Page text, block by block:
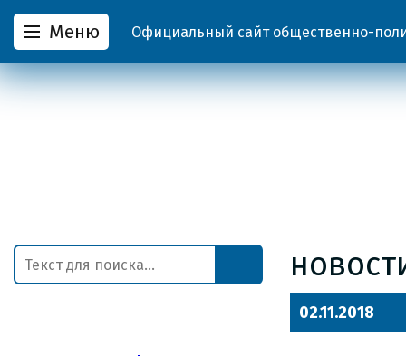
Меню Официальный сайт общественно-
02.11.2018